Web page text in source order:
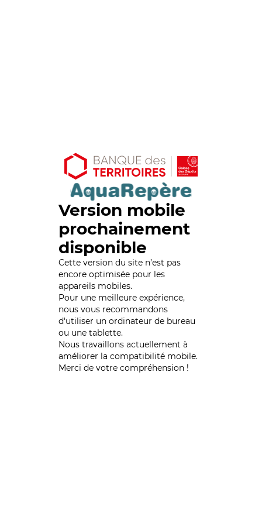
Version mobile
prochainement
disponible
Cette version du site n’est pas
encore optimisée pour les
appareils mobiles.
Pour une meilleure expérience,
nous vous recommandons
d'utiliser un ordinateur de bureau
ou une tablette.
Nous travaillons actuellement à
améliorer la compatibilité mobile.
Merci de votre compréhension !